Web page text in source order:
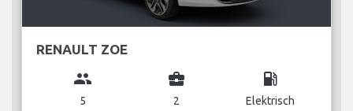
RENAULT ZOE
group
5
business_center
2
local_gas_station
Elektrisch